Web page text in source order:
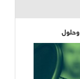
وحلول